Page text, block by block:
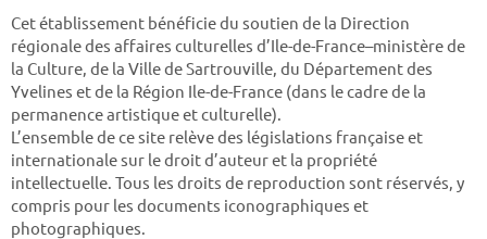
Cet établissement bénéficie du soutien de la Direction
régionale des affaires culturelles d’Ile-de-France–ministère de
la Culture, de la Ville de Sartrouville, du Département des
Yvelines et de la Région Ile-de-France (dans le cadre de la
permanence artistique et culturelle).
L’ensemble de ce site relève des législations française et
internationale sur le droit d’auteur et la propriété
intellectuelle. Tous les droits de reproduction sont réservés, y
compris pour les documents iconographiques et
photographiques.